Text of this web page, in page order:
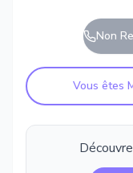
Non
Vous êtes